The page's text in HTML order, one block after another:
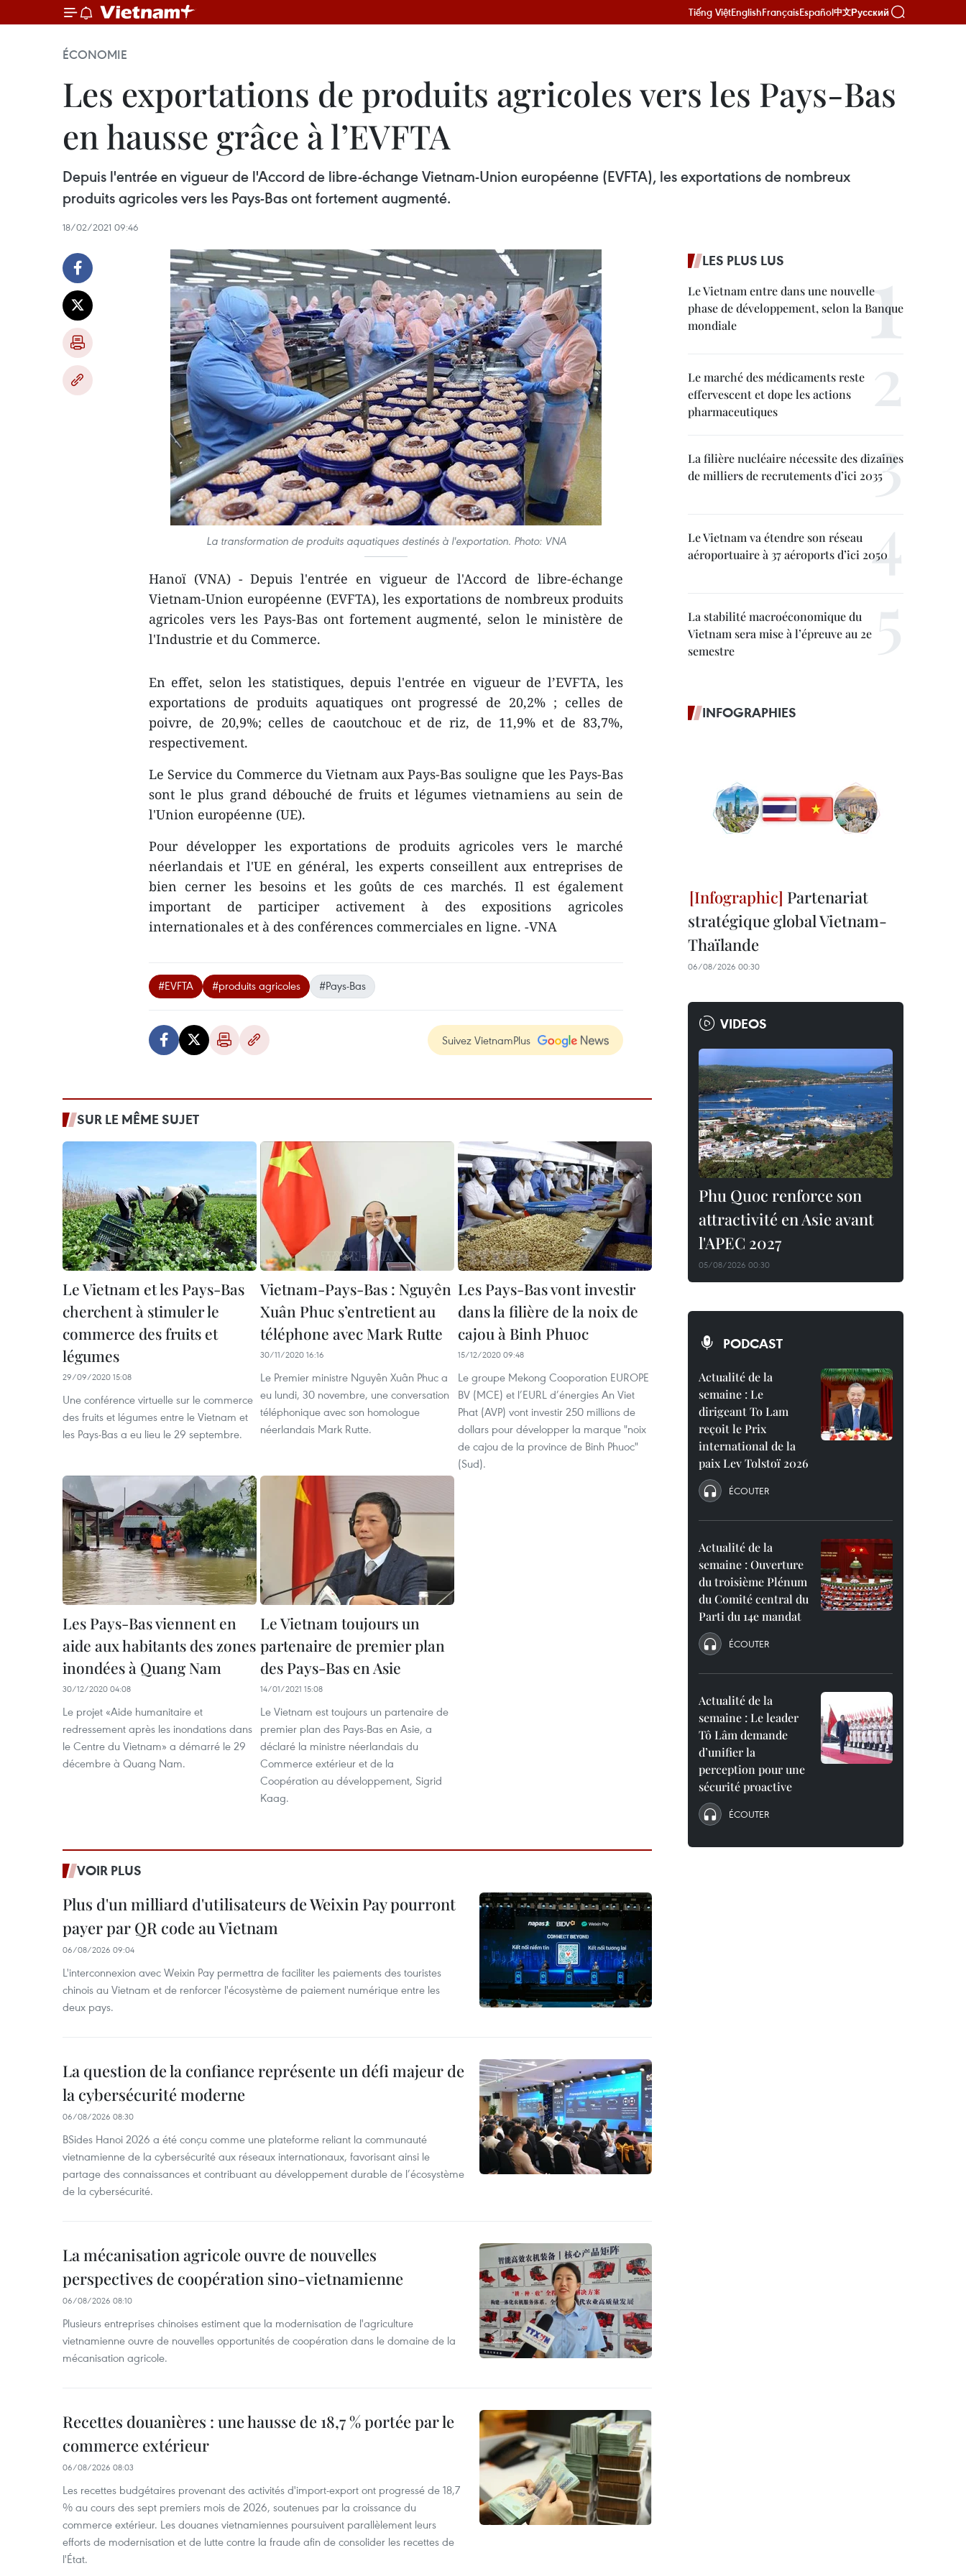
Tiếng ViệtEnglishFrançaisEspañol中文Русский
ÉCONOMIE
Les exportations de produits agricoles vers les Pays-Bas
en hausse grâce à l’EVFTA
Depuis l'entrée en vigueur de l'Accord de libre-échange Vietnam-Union européenne (EVFTA), les exportations de nombreux
produits agricoles vers les Pays-Bas ont fortement augmenté.
18/02/2021 09:46
La transformation de produits aquatiques destinés à l'exportation. Photo: VNA
Hanoï (VNA) - Depuis l'entrée en vigueur de l'Accord de libre-échange
Vietnam-Union européenne (EVFTA), les exportations de nombreux produits
agricoles vers les Pays-Bas ont fortement augmenté, selon le ministère de
l'Industrie et du Commerce.
En effet, selon les statistiques, depuis l'entrée en vigueur de l’EVFTA, les
exportations de produits aquatiques ont progressé de 20,2% ; celles de
poivre, de 20,9%; celles de caoutchouc et de riz, de 11,9% et de 83,7%,
respectivement.
Le Service du Commerce du Vietnam aux Pays-Bas souligne que les Pays-Bas
sont le plus grand débouché de fruits et légumes vietnamiens au sein de
l'Union européenne (UE).
Pour développer les exportations de produits agricoles vers le marché
néerlandais et l'UE en général, les experts conseillent aux entreprises de
bien cerner les besoins et les goûts de ces marchés. Il est également
important de participer activement à des expositions agricoles
internationales et à des conférences commerciales en ligne. -VNA
#EVFTA #produits agricoles #Pays-Bas
Suivez VietnamPlus
SUR LE MÊME SUJET
Le Vietnam et les Pays-Bas
cherchent à stimuler le
commerce des fruits et
légumes
29/09/2020 15:08
Une conférence virtuelle sur le commerce
des fruits et légumes entre le Vietnam et
les Pays-Bas a eu lieu le 29 septembre.
Vietnam-Pays-Bas : Nguyên
Xuân Phuc s’entretient au
téléphone avec Mark Rutte
30/11/2020 16:16
Le Premier ministre Nguyên Xuân Phuc a
eu lundi, 30 novembre, une conversation
téléphonique avec son homologue
néerlandais Mark Rutte.
Les Pays-Bas vont investir
dans la filière de la noix de
cajou à Binh Phuoc
15/12/2020 09:48
Le groupe Mekong Cooporation EUROPE
BV (MCE) et l’EURL d’énergies An Viet
Phat (AVP) vont investir 250 millions de
dollars pour développer la marque "noix
de cajou de la province de Binh Phuoc"
(Sud).
Les Pays-Bas viennent en
aide aux habitants des zones
inondées à Quang Nam
30/12/2020 04:08
Le projet «Aide humanitaire et
redressement après les inondations dans
le Centre du Vietnam» a démarré le 29
décembre à Quang Nam.
Le Vietnam toujours un
partenaire de premier plan
des Pays-Bas en Asie
14/01/2021 15:08
Le Vietnam est toujours un partenaire de
premier plan des Pays-Bas en Asie, a
déclaré la ministre néerlandais du
Commerce extérieur et de la
Coopération au développement, Sigrid
Kaag.
VOIR PLUS
Plus d'un milliard d'utilisateurs de Weixin Pay pourront
payer par QR code au Vietnam
06/08/2026 09:04
L'interconnexion avec Weixin Pay permettra de faciliter les paiements des touristes
chinois au Vietnam et de renforcer l'écosystème de paiement numérique entre les
deux pays.
La question de la confiance représente un défi majeur de
la cybersécurité moderne
06/08/2026 08:30
BSides Hanoi 2026 a été conçu comme une plateforme reliant la communauté
vietnamienne de la cybersécurité aux réseaux internationaux, favorisant ainsi le
partage des connaissances et contribuant au développement durable de l’écosystème
de la cybersécurité.
La mécanisation agricole ouvre de nouvelles
perspectives de coopération sino-vietnamienne
06/08/2026 08:10
Plusieurs entreprises chinoises estiment que la modernisation de l'agriculture
vietnamienne ouvre de nouvelles opportunités de coopération dans le domaine de la
mécanisation agricole.
Recettes douanières : une hausse de 18,7 % portée par le
commerce extérieur
06/08/2026 08:03
Les recettes budgétaires provenant des activités d'import-export ont progressé de 18,7
% au cours des sept premiers mois de 2026, soutenues par la croissance du
commerce extérieur. Les douanes vietnamiennes poursuivent parallèlement leurs
efforts de modernisation et de lutte contre la fraude afin de consolider les recettes de
l'État.
LES PLUS LUS
Le Vietnam entre dans une nouvelle
phase de développement, selon la Banque
mondiale
Le marché des médicaments reste
effervescent et dope les actions
pharmaceutiques
La filière nucléaire nécessite des dizaines
de milliers de recrutements d’ici 2035
Le Vietnam va étendre son réseau
aéroportuaire à 37 aéroports d’ici 2050
La stabilité macroéconomique du
Vietnam sera mise à l’épreuve au 2e
semestre
INFOGRAPHIES
Partenariat
stratégique global Vietnam-
Thaïlande
06/08/2026 00:30
VIDEOS
Phu Quoc renforce son
attractivité en Asie avant
l'APEC 2027
05/08/2026 00:30
PODCAST
Actualité de la
semaine : Le
dirigeant To Lam
reçoit le Prix
international de la
paix Lev Tolstoï 2026
ÉCOUTER
Actualité de la
semaine : Ouverture
du troisième Plénum
du Comité central du
Parti du 14e mandat
ÉCOUTER
Actualité de la
semaine : Le leader
Tô Lâm demande
d’unifier la
perception pour une
sécurité proactive
ÉCOUTER